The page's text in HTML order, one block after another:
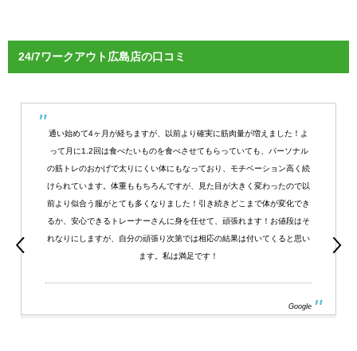
24/7ワークアウト広島店の口コミ
通い始めて4ヶ月が経ちますが、以前より確実に筋肉量が増えました！よ
って月に1.2回は食べたいものを食べさせてもらっていても、パーソナル
の筋トレのおかげで太りにくい体にもなっており、モチベーション高く続
けられています。体重ももちろんですが、見た目が大きく変わったので以
前より似合う服がとても多くなりました！引き続きどこまで体が変化でき
るか、安心できるトレーナーさんに身を任せて、頑張れます！お値段はそ
れなりにしますが、自分の頑張り次第では相応の結果は付いてくると思い
ます。私は満足です！
Google